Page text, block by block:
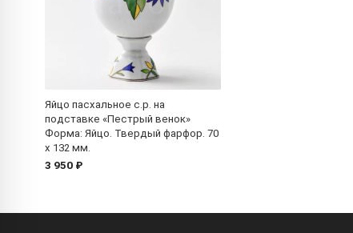
Яйцо пасхальное с.р. на
подставке «Пестрый венок»
Форма: Яйцо. Твердый фарфор. 70
x 132 мм.
3 950 ₽